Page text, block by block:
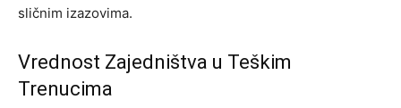
sličnim izazovima.
Vrednost Zajedništva u Teškim
Trenucima